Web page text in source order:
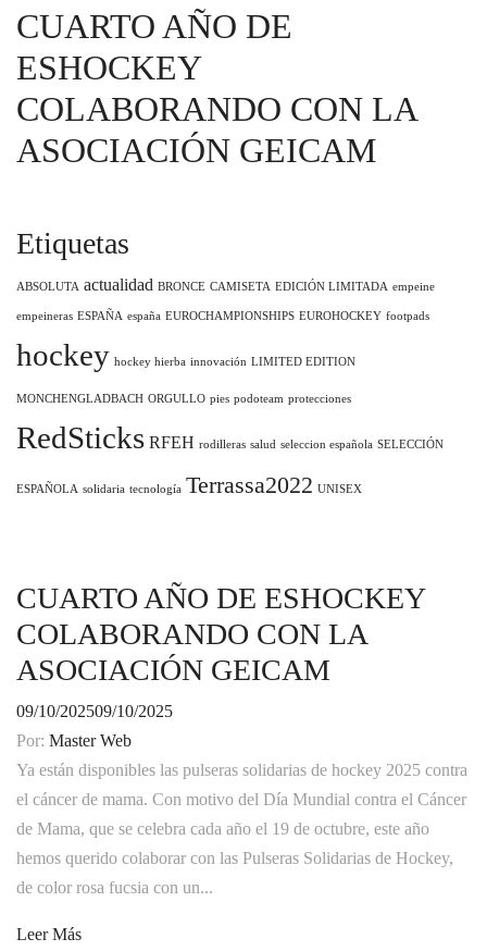
CUARTO AÑO DE
ESHOCKEY
COLABORANDO CON LA
ASOCIACIÓN GEICAM
Etiquetas
ABSOLUTA actualidad BRONCE CAMISETA EDICIÓN LIMITADA empeine
empeineras ESPAÑA españa EUROCHAMPIONSHIPS EUROHOCKEY footpads
hockey hockey hierba innovación LIMITED EDITION
MONCHENGLADBACH ORGULLO pies podoteam protecciones
RedSticks RFEH rodilleras salud seleccion española SELECCIÓN
ESPAÑOLA solidaria tecnología Terrassa2022 UNISEX
CUARTO AÑO DE ESHOCKEY
COLABORANDO CON LA
ASOCIACIÓN GEICAM
09/10/202509/10/2025
Por: Master Web
Ya están disponibles las pulseras solidarias de hockey 2025 contra
el cáncer de mama. Con motivo del Día Mundial contra el Cáncer
de Mama, que se celebra cada año el 19 de octubre, este año
hemos querido colaborar con las Pulseras Solidarias de Hockey,
de color rosa fucsia con un...
Leer Más